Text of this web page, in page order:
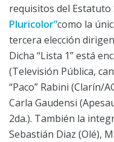
requisitos del Estatuto
Pluricolor”como la
tercera elección
Dicha “Lista 1” está
(Televisión Pública,
“Paco” Rabini (Clarín/
Carla Gaudensi
2da.). También la
Sebastián Diaz (Olé),